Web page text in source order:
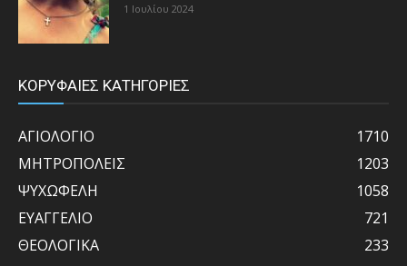
1 Ιουλίου 2024
ΚΟΡΥΦΑΙΕΣ ΚΑΤΗΓΟΡΙΕΣ
ΑΓΙΟΛΟΓΙΟ
1710
ΜΗΤΡΟΠΟΛΕΙΣ
1203
ΨΥΧΩΦΕΛΗ
1058
ΕΥΑΓΓΕΛΙΟ
721
ΘΕΟΛΟΓΙΚΑ
233